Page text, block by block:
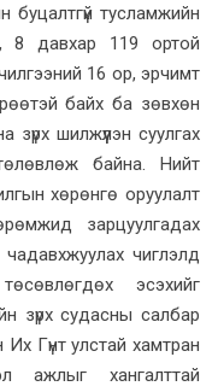
тусламжийн
8 давхар 119 ортой
16 ор, эрчимт
байх ба зөвхөн
шилжүүлэн суулгах
байна. Нийт
хөрөнгө оруулалт
зарцуулгадах
чиглэлд
эсэхийг
зүрх судасны салбар
Гүнт улстай хамтран
ажлыг хангалттай